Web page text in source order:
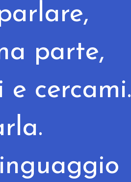
parte,
cercami.